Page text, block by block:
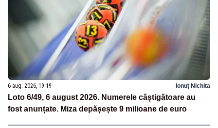
6 aug. 2026, 19:19 Ionuț Nichita
Loto 6/49, 6 august 2026. Numerele câștigătoare au
fost anunțate. Miza depășește 9 milioane de euro